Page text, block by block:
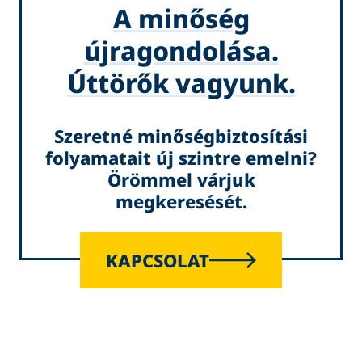
A minőség
újragondolása.
Úttörők vagyunk.
Szeretné minőségbiztosítási
folyamatait új szintre emelni?
Örömmel várjuk
megkeresését.
KAPCSOLAT